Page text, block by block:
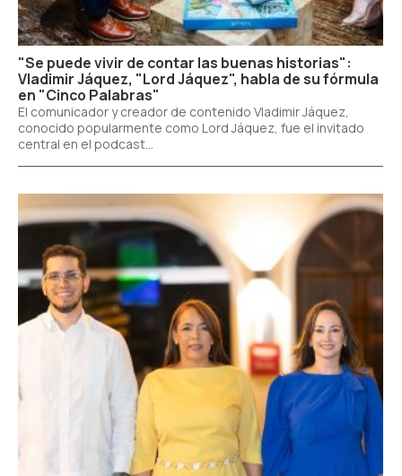
"Se puede vivir de contar las buenas historias":
Vladimir Jáquez, "Lord Jáquez", habla de su fórmula
en "Cinco Palabras"
El comunicador y creador de contenido Vladimir Jáquez,
conocido popularmente como Lord Jáquez, fue el invitado
central en el podcast...